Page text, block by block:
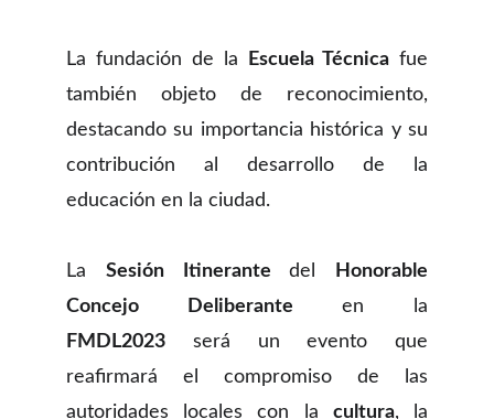
La fundación de la Escuela Técnica fue
también objeto de reconocimiento,
destacando su importancia histórica y su
contribución al desarrollo de la
educación en la ciudad.
La Sesión Itinerantedel
Honorable
Concejo Deliberante en la
FMDL2023 será un evento que
reafirmará el compromiso de las
autoridades locales con la cultura, la